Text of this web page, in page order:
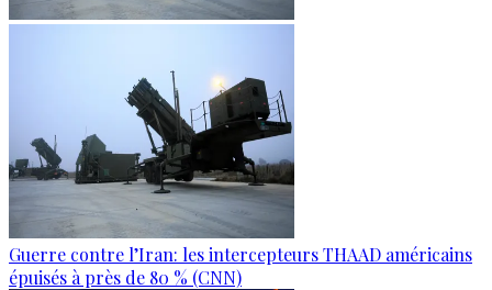
Guerre contre l’Iran: les intercepteurs THAAD américains
épuisés à près de 80 % (CNN)